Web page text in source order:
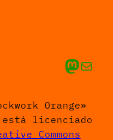
Mis cosas en
Envíame
Orange»
está licenciado
Commons